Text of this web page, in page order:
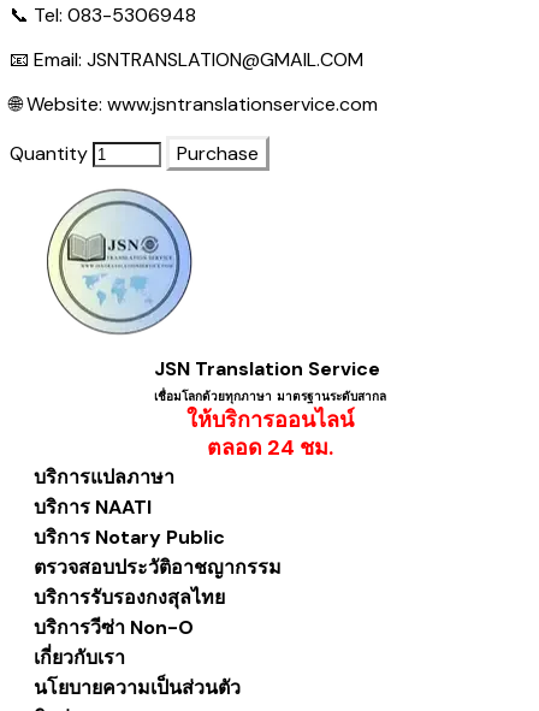
📞 Tel: 083-5306948
📧 Email: JSNTRANSLATION@GMAIL.COM
🌐 Website: www.jsntranslationservice.com
Quantity
Purchase
JSN Translation Service
เชื่อมโลกด้วยทุกภาษา ​มาตรฐานระดับสากล
ให้บริการออนไลน์
​ตลอด 24 ชม.
บริการแปลภาษา
บริการ NAATI
บริการ Notary Public
ตรวจสอบประวัติอาชญากรรม
บริการรับรองกงสุลไทย
บริการวีซ่า Non-O
เกี่ยวกับเรา
นโยบายความเป็นส่วนตัว